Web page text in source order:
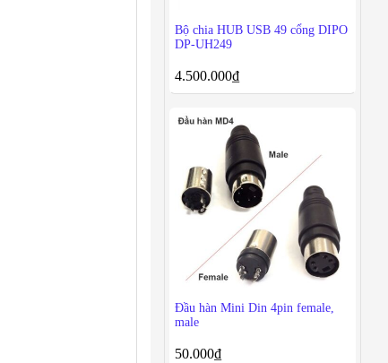
Bộ chia HUB USB 49 cổng DIPO
DP-UH249
4.500.000₫
Đầu hàn Mini Din 4pin female,
male
50.000₫